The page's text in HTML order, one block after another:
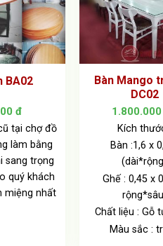
BA02
đ
tại chợ đồ
làm bằng
sang trọng
quý khách
miệng nhất
Bàn Mango
DC02
1.800.000
Kích
Bàn :1,6 x
Ghế : 0,45 x
Chất liệu : Gỗ
Màu sắc :